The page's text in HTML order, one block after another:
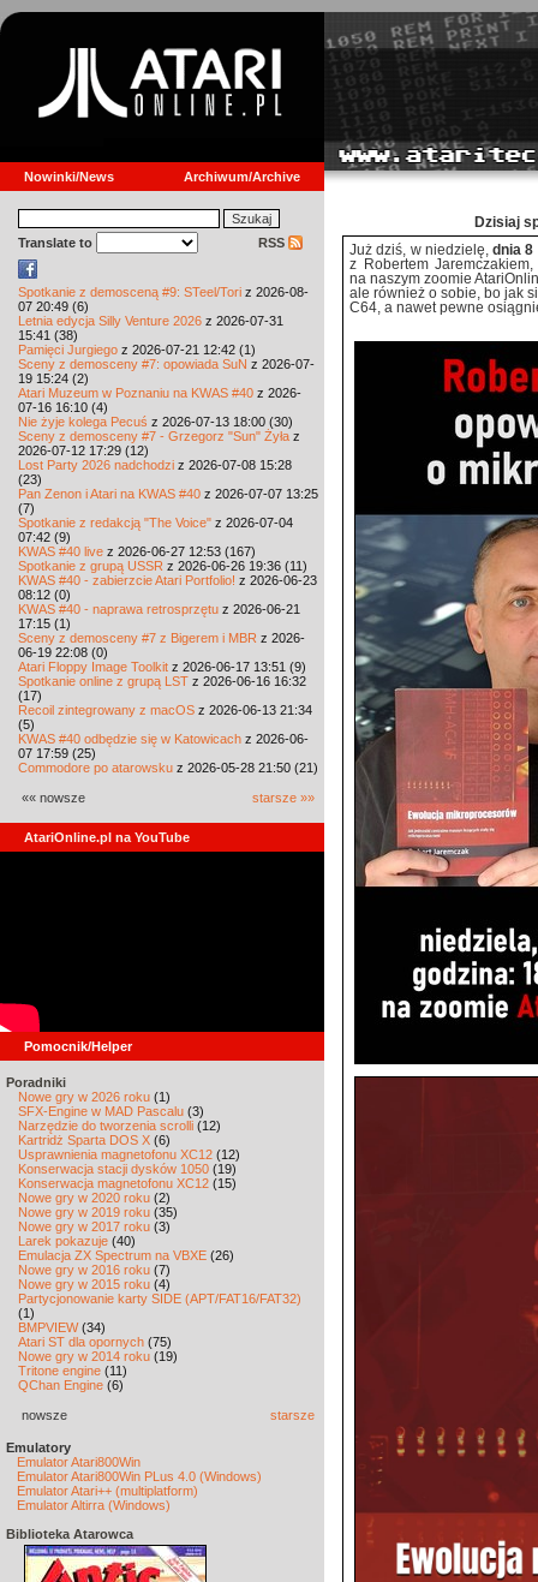
Nowinki/News Archiwum/Archive
Translate to RSS
Spotkanie z demosceną #9: STeel/Tori z 2026-08-
07 20:49 (6)
Letnia edycja Silly Venture 2026 z 2026-07-31
15:41 (38)
Pamięci Jurgiego z 2026-07-21 12:42 (1)
Sceny z demosceny #7: opowiada SuN z 2026-07-
19 15:24 (2)
Atari Muzeum w Poznaniu na KWAS #40 z 2026-
07-16 16:10 (4)
Nie żyje kolega Pecuś z 2026-07-13 18:00 (30)
Sceny z demosceny #7 - Grzegorz "Sun" Żyła z
2026-07-12 17:29 (12)
Lost Party 2026 nadchodzi z 2026-07-08 15:28
(23)
Pan Zenon i Atari na KWAS #40 z 2026-07-07 13:25
(7)
Spotkanie z redakcją "The Voice" z 2026-07-04
07:42 (9)
KWAS #40 live z 2026-06-27 12:53 (167)
Spotkanie z grupą USSR z 2026-06-26 19:36 (11)
KWAS #40 - zabierzcie Atari Portfolio! z 2026-06-23
08:12 (0)
KWAS #40 - naprawa retrosprzętu z 2026-06-21
17:15 (1)
Sceny z demosceny #7 z Bigerem i MBR z 2026-
06-19 22:08 (0)
Atari Floppy Image Toolkit z 2026-06-17 13:51 (9)
Spotkanie online z grupą LST z 2026-06-16 16:32
(17)
Recoil zintegrowany z macOS z 2026-06-13 21:34
(5)
KWAS #40 odbędzie się w Katowicach z 2026-06-
07 17:59 (25)
Commodore po atarowsku z 2026-05-28 21:50 (21)
«« nowsze starsze »»
AtariOnline.pl na YouTube
Pomocnik/Helper
Poradniki
Nowe gry w 2026 roku (1)
SFX-Engine w MAD Pascalu (3)
Narzędzie do tworzenia scrolli (12)
Kartridż Sparta DOS X (6)
Usprawnienia magnetofonu XC12 (12)
Konserwacja stacji dysków 1050 (19)
Konserwacja magnetofonu XC12 (15)
Nowe gry w 2020 roku (2)
Nowe gry w 2019 roku (35)
Nowe gry w 2017 roku (3)
Larek pokazuje (40)
Emulacja ZX Spectrum na VBXE (26)
Nowe gry w 2016 roku (7)
Nowe gry w 2015 roku (4)
Partycjonowanie karty SIDE (APT/FAT16/FAT32)
(1)
BMPVIEW(34)
Atari ST dla opornych (75)
Nowe gry w 2014 roku (19)
Tritone engine (11)
QChan Engine (6)
nowsze starsze
Emulatory
Emulator Atari800Win
Emulator Atari800Win PLus 4.0 (Windows)
Emulator Atari++ (multiplatform)
Emulator Altirra (Windows)
Biblioteka Atarowca
Dzisiaj
Już dziś, w niedzielę, dnia 8
z Robertem
na naszymzoomie
ale również o sobie, bo jak
C64, a nawet pewne